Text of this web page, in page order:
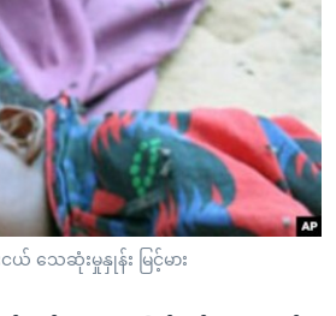
အလက်များ
သေဆုံးမှုနှုန်း မြင့်မား